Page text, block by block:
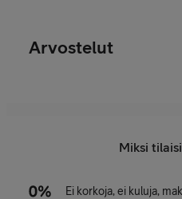
Arvostelut
Miksi
Ei korkoja, ei kuluja,